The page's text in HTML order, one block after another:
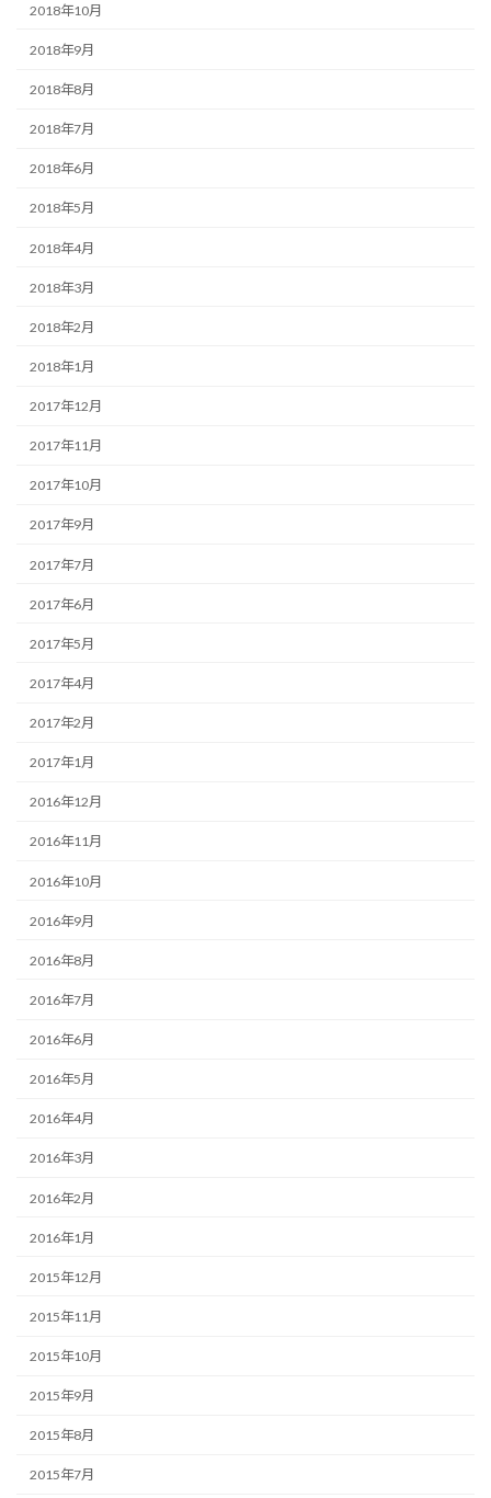
2018年10月
2018年9月
2018年8月
2018年7月
2018年6月
2018年5月
2018年4月
2018年3月
2018年2月
2018年1月
2017年12月
2017年11月
2017年10月
2017年9月
2017年7月
2017年6月
2017年5月
2017年4月
2017年2月
2017年1月
2016年12月
2016年11月
2016年10月
2016年9月
2016年8月
2016年7月
2016年6月
2016年5月
2016年4月
2016年3月
2016年2月
2016年1月
2015年12月
2015年11月
2015年10月
2015年9月
2015年8月
2015年7月